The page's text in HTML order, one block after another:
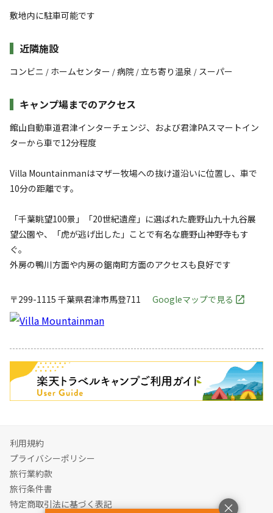
敷地内に駐車可能です
近隣施設
コンビニ / ホームセンター /病院 / 立ち寄り温泉 / スーパー
キャンプ場までのアクセス
館山自動車道君津インターチェンジ、および君津PAスマートイン
ターから車で12分程度
Villa Mountainmanはマザー牧場への抜け道沿いに位置し、車で
10分の距離です。
「千葉眺望100景」「20世紀遺産」に選ばれた鹿野山九十九谷展
望公園や、「虎が逃げ出した」ことで有名な鹿野山神野寺もす
ぐ。
外房の鴨川方面や内房の鋸南町方面のアクセスも良好です
〒299-1115 千葉県君津市馬登711 Googleマップで見る
キャンペーン
利用規約
プライバシーポリシー
旅行業約款
旅行条件書
特定商取引法に基づく表記